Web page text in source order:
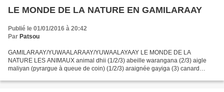
LE MONDE DE LA NATURE EN GAMILARAAY
Publié le 01/01/2016 à 20:42
Par Patsou
GAMILARAAY/YUWAALARAAY/YUWAALAYAAY LE MONDE DE LA
NATURE LES ANIMAUX animal dhii (1/2/3) abeille warangana (2/3) aigle
maliyan (pyrargue à queue de coin) (1/2/3) araignée gayiga (3) canard